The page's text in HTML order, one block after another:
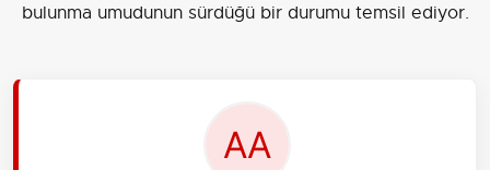
bulunma umudunun sürdüğü bir durumu temsil ediyor.